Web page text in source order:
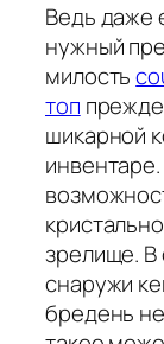
Ведь даже
нужный
милость
топ
шикарной
зрелище. В
снаружи
бредень